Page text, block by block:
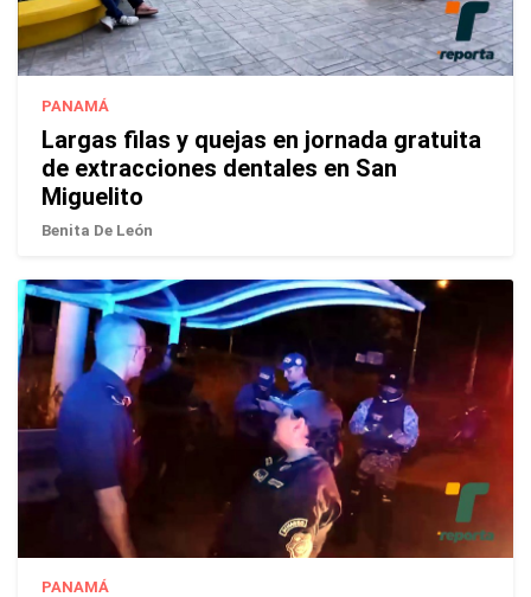
PANAMÁ
Largas filas y quejas en jornada gratuita
de extracciones dentales en San
Miguelito
Benita De León
PANAMÁ